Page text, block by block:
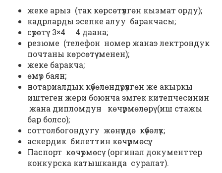
жеке арыз (так көрсөтүлгөн кызмат орду);
кадрларды эсепке алуу баракчасы;
сүрөтү 3×4 4 даана;
резюме (телефон номер жанаэ лектрондук
почтаны көрсөтүү менен);
жеке баракча;
өмүр баян;
нотариалдык күбөлөндүрүлгөн же акыркы
иштеген жери боюнча эмгек китепчесинин
жана дипломдун көчүрмөлөрү (иш стажы
бар болсо);
соттолбогондугу жөнүндө күбөлүк;
аскердик билеттин көчүрмөсү;
Паспорт көчүрмөсү (оргинал документтер
конкурска катышканда суралат).